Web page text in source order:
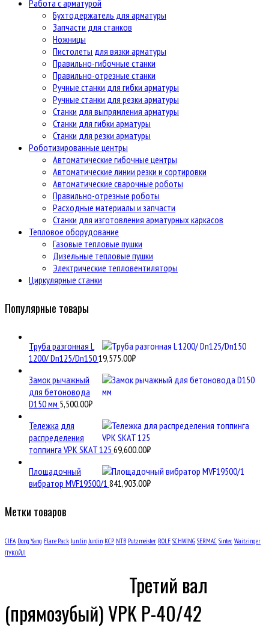
Работа с арматурой
Бухтодержатель для арматуры
Запчасти для станков
Ножницы
Пистолеты для вязки арматуры
Правильно-гибочные станки
Правильно-отрезные станки
Ручные станки для гибки арматуры
Ручные станки для резки арматуры
Станки для выпрямления арматуры
Станки для гибки арматуры
Станки для резки арматуры
Роботизированные центры
Автоматические гибочные центры
Автоматические линии резки и сортировки
Автоматические сварочные роботы
Правильно-отрезные роботы
Расходные материалы и запчасти
Станки для изготовления арматурных каркасов
Тепловое оборудование
Газовые тепловые пушки
Дизельные тепловые пушки
Электрические тепловентиляторы
Циркулярные станки
Популярные товары
Труба разгонная L
1200/ Dn125/Dn15019,575.00₽
Замок рычажный
для бетоновода
D150 мм 5,500.00₽
Тележка для
распределения
топпинга VPK SKAT 125 69,600.00₽
Площадочный
вибратор MVF19500/1 841,903.00₽
Метки товаров
CIFA Dong Yang Flare Pack Jun Jin JunJin KCP NTB Putzmeister ROLF SCHWING SERMAC Sintec Waitzinger
ЛУКОЙЛ
Третий вал
(прямозубый) VPK Р-40/42